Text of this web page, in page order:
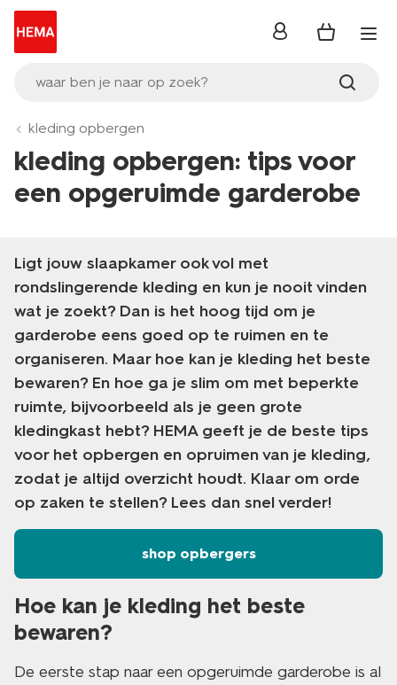
waar ben je naar op zoek?
inloggen
kleding opbergen
kleding opbergen: tips voor
een opgeruimde garderobe
Ligt jouw slaapkamer ook vol met
rondslingerende kleding en kun je nooit vinden
wat je zoekt? Dan is het hoog tijd om je
garderobe eens goed op te ruimen en te
organiseren. Maar hoe kan je kleding het beste
bewaren? En hoe ga je slim om met beperkte
ruimte, bijvoorbeeld als je geen grote
kledingkast hebt? HEMA geeft je de beste tips
voor het opbergen en opruimen van je kleding,
zodat je altijd overzicht houdt. Klaar om orde
op zaken te stellen? Lees dan snel verder!
shop opbergers
Hoe kan je kleding het beste
bewaren?
De eerste stap naar een opgeruimde garderobe is al